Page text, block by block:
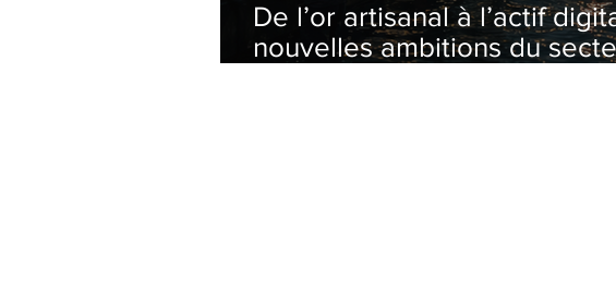
De l’or artisanal à l’actif
nouvelles ambitions du